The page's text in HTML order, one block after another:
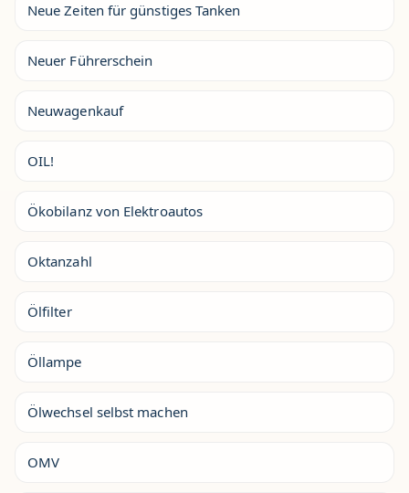
Neue Zeiten für günstiges Tanken
Neuer Führerschein
Neuwagenkauf
OIL!
Ökobilanz von Elektroautos
Oktanzahl
Ölfilter
Öllampe
Ölwechsel selbst machen
OMV